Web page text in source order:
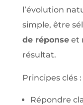
l’évolution
simple, être
de réponseet
résultat.
Principes clés :
Répondre